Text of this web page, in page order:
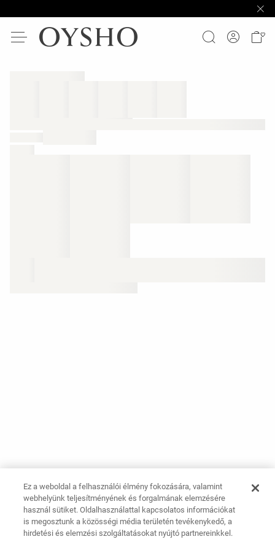
Ez a weboldal a felhasználói élmény fokozására, valamint
webhelyünk teljesítményének és forgalmának elemzésére
használ sütiket. Oldalhasználattal kapcsolatos információkat
is megosztunk a közösségi média területén tevékenykedő, a
hirdetési és elemzési szolgáltatásokat nyújtó partnereinkkel.